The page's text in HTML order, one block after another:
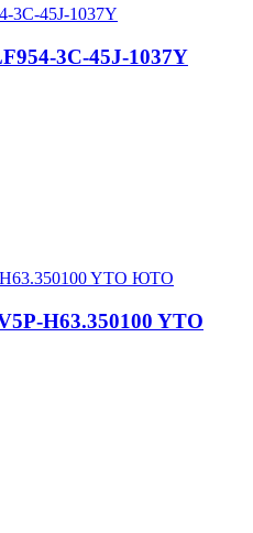
3C-45J-1037Y
H63.350100 YTO